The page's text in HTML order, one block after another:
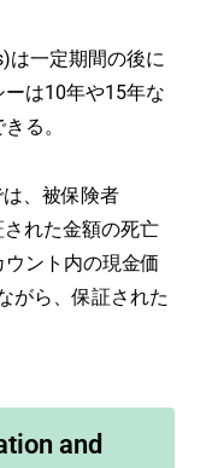
は一定期間の後に
は10年や15年な
る。
、被保険者
れた金額の死亡
ント内の現金価
がら、保証された
and